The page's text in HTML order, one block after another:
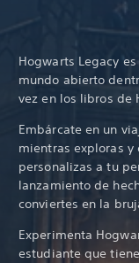
Hogwarts Legacy
mundo abierto
vez en los libros de
Embárcate en un
mientras exploras
personalizas a tu
lanzamiento de
conviertes en la
Experimenta
estudiante que